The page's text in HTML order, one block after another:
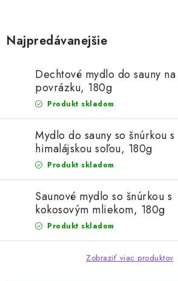
Kontakty
Odmeny pre našich zákazníkov
Najpredávanejšie
Dechtové mydlo do sauny na
povrázku, 180g
Produkt skladom
Mydlo do sauny so šnúrkou s
himalájskou soľou, 180g
Produkt skladom
Saunové mydlo so šnúrkou s
kokosovým mliekom, 180g
Produkt skladom
Zobraziť viac produktov